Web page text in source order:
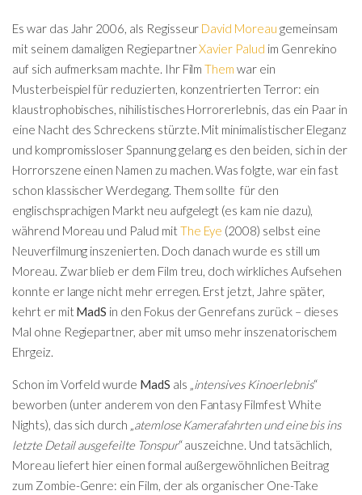
Es war das Jahr 2006, als Regisseur David Moreau gemeinsam
mit seinem damaligen RegiepartnerXavier Palud im Genrekino
auf sich aufmerksam machte. Ihr FilmThem war ein
Musterbeispiel für reduzierten, konzentrierten Terror: ein
klaustrophobisches, nihilistisches Horrorerlebnis, das ein Paar in
eine Nacht des Schreckens stürzte. Mit minimalistischer Eleganz
und kompromissloser Spannung gelang es den beiden, sich in der
Horrorszene einen Namen zu machen. Was folgte, war ein fast
schon klassischer Werdegang. Them sollte für den
englischsprachigen Markt neu aufgelegt (es kam nie dazu),
während Moreau und Palud mit The Eye (2008) selbst eine
Neuverfilmung inszenierten. Doch danach wurde es still um
Moreau. Zwar blieb er dem Film treu, doch wirkliches Aufsehen
konnte er lange nicht mehr erregen. Erst jetzt, Jahre später,
kehrt er mit MadS in den Fokus der Genrefans zurück – dieses
Mal ohne Regiepartner, aber mit umso mehr inszenatorischem
Ehrgeiz.
Schon im Vorfeld wurde MadS als „ intensives Kinoerlebnis“
beworben (unter anderem von den Fantasy Filmfest White
Nights), das sich durch „ atemlose Kamerafahrten und eine bis ins
letzte Detail ausgefeilte Tonspur“ auszeichne. Und tatsächlich,
Moreau liefert hier einen formal außergewöhnlichen Beitrag
zum Zombie-Genre: ein Film, der als organischer One-Take